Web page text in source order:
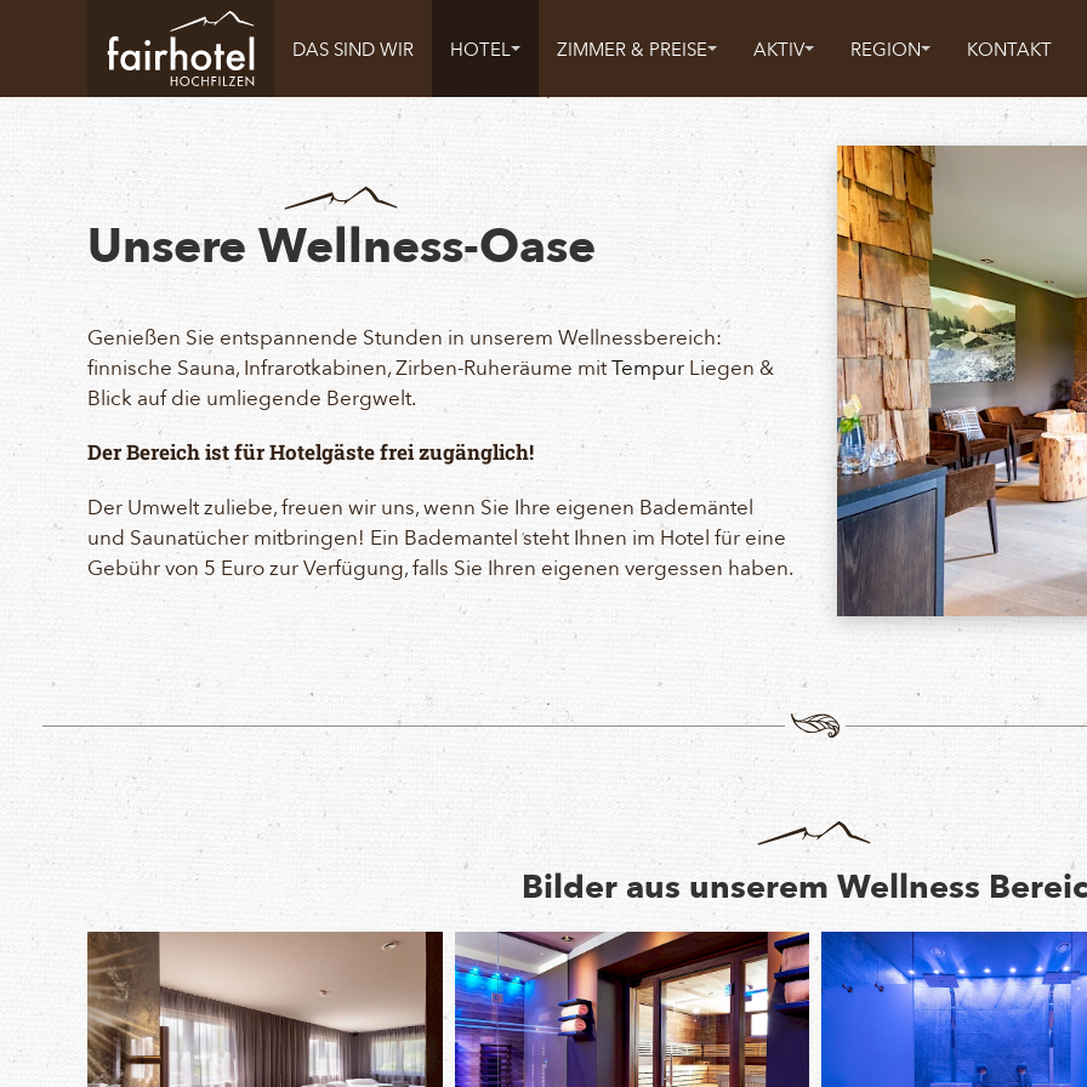
DAS SIND WIR HOTEL ZIMMER & PREISE AKTIV REGION KONTAKT
Unsere Wellness-Oase
Genießen Sie entspannende Stunden in unserem Wellnessbereich:
finnische Sauna, Infrarotkabinen, Zirben-Ruheräume mitTempurLiegen &
Blick auf die umliegende Bergwelt.
Der Bereich ist für Hotelgäste frei zugänglich!
Der Umwelt zuliebe, freuen wir uns, wenn Sie Ihre eigenen Bademäntel
und Saunatücher mitbringen! Ein Bademantel steht Ihnen im Hotel für eine
Gebühr von 5 Euro zur Verfügung, falls Sie Ihren eigenen vergessen haben.
Bilder aus unserem Wellness